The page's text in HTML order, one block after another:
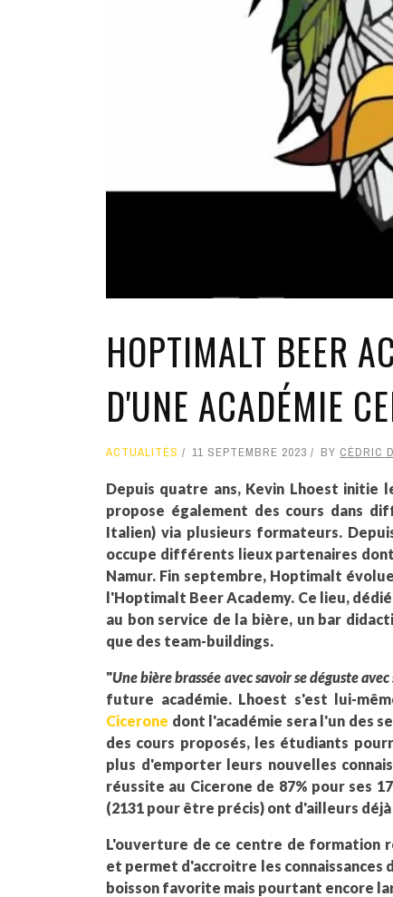
HOPTIMALT BEER
D'UNE ACADÉMIE
ACTUALITÉS 11 SEPTEMBRE 2023 BY CÉDRIC
Depuis quatre ans, Kevin Lhoest initie
propose également des cours dans
Italien) via plusieurs formateurs.
occupe différents lieux partenaires
Namur. Fin septembre, Hoptimalt
l'Hoptimalt Beer Academy. Ce lieu,
au bon service de la bière, un bar
que des team-buildings.
"Une bière brassée avec savoir se déguste avec
future académie. Lhoest s'est lui-
Cicerone dont l'académie sera l'un des
des cours proposés, les étudiants
plus d'emporter leurs nouvelles
réussite au Cicerone de 87% pour ses
(2131 pour être précis) ont d'ailleurs
L'ouverture de ce centre de formation
et permet d'accroitre les connaissances
boisson favorite mais pourtant encore